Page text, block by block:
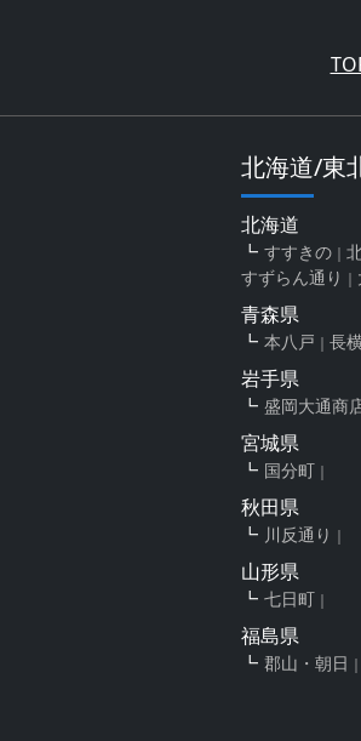
北海道/東
北海道
すすきの
すずらん通り
青森県
本八戸 長
岩手県
盛岡大通商
宮城県
国分町
秋田県
川反通り
山形県
七日町
福島県
郡山・朝日